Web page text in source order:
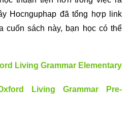
Hocnguphap đã tổng hợp link
cuốn sách này, bạn học có thể
Living Grammar Elementary
Living Grammar Pre-